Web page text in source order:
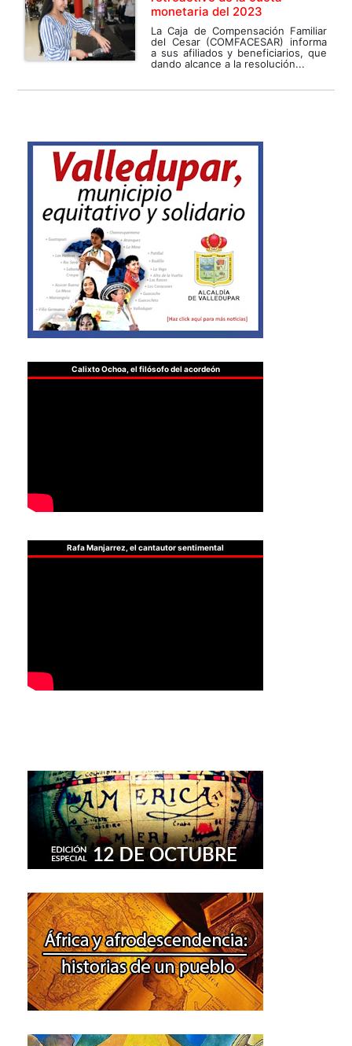
monetaria del 2023
La Caja de Compensación Familiar
del Cesar (COMFACESAR) informa
a sus afiliados y beneficiarios, que
dando alcance a la resolución...
Calixto Ochoa, el filósofo del acordeón
Rafa Manjarrez, el cantautor sentimental